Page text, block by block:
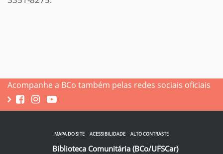
Acompanhe a BCo também pelas redes sociais oficiais
MAPA DO SITE ACESSIBILIDADE ALTO CONTRASTE
Biblioteca Comunitária (BCo/UFSCar)